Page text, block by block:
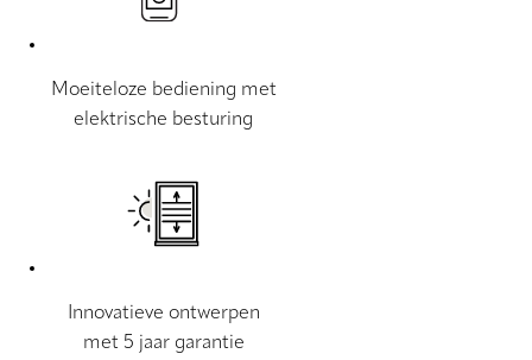
Moeiteloze bediening met
elektrische besturing
Innovatieve ontwerpen
met 5 jaar garantie